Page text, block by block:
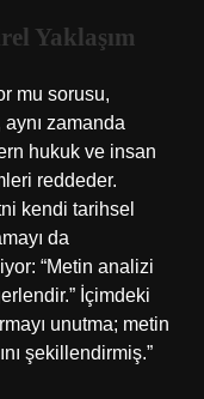
Yaklaşım
mu sorusu,
zamanda
hukuk ve insan
reddeder.
kendi tarihsel
da
“Metin analizi
İçimdeki
unutma; metin
şekillendirmiş.”